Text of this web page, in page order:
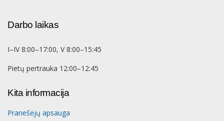
Darbo laikas
I–IV 8:00–17:00, V 8:00–15:45
Pietų pertrauka 12:00–12:45
Kita informacija
Pranešėjų apsauga